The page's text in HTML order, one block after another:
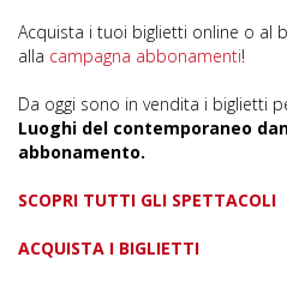
Acquista i tuoi biglietti online o al
alla campagna abbonamenti!
Da oggi sono in vendita i biglietti
Luoghi del contemporaneo
abbonamento.
SCOPRI TUTTI GLI SPETTACOLI
ACQUISTA I BIGLIETTI